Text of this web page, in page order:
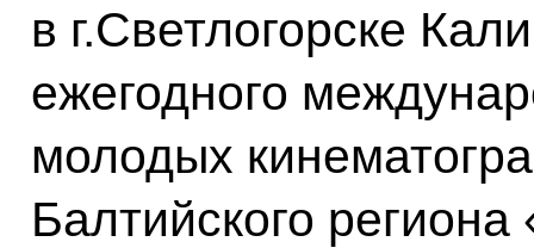
в г.Светлогорске
ежегодного
молодых
Балтийского